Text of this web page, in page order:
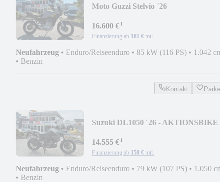
Moto Guzzi Stelvio ´26
16.600 €¹
Finanzierung ab 181 € mtl.
Neufahrzeug • Enduro/Reiseenduro • 85 kW (116 PS) • 1.042
• Benzin
Kontakt
Suzuki DL1050 ´26 - AKTIONSBIKE
14.555 €¹
Finanzierung ab 158 € mtl.
Neufahrzeug • Enduro/Reiseenduro • 79 kW (107 PS) • 1.050
• Benzin